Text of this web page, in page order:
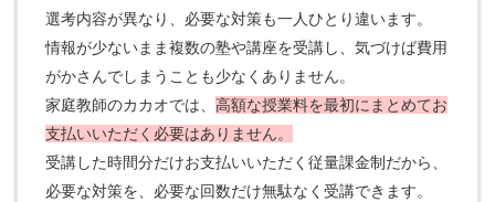
選考内容が異なり、必要な対策も一人ひとり違います。
情報が少ないまま複数の塾や講座を受講し、気づけば費用
がかさんでしまうことも少なくありません。
家庭教師のカカオでは、高額な授業料を最初にまとめてお
支払いいただく必要はありません。
受講した時間分だけお支払いいただく従量課金制だから、
必要な対策を、必要な回数だけ無駄なく受講できます。